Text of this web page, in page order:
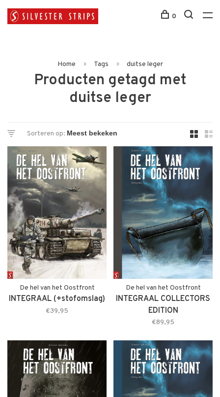
0
Home Tags duitse leger
Producten getagd met
duitse leger
Sorteren op:
De hel van het Oostfront
INTEGRAAL (+stofomslag)
€39,95
De hel van het Oostfront
INTEGRAAL COLLECTORS
EDITION
€89,95